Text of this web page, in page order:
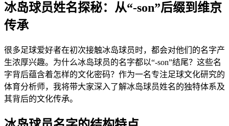
冰岛球员姓名探秘：从“-son”后缀到维京
传承
很多足球爱好者在初次接触冰岛球员时，都会对他们的名字产
生浓厚兴趣。为什么冰岛球员的名字都以“-son”结尾？这些名
字背后蕴含着怎样的文化密码？作为一名专注足球文化研究的
体育分析师，我将带大家深入了解冰岛球员姓名的独特体系及
其背后的文化传承。